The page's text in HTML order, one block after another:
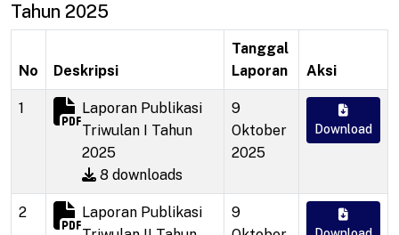
Tahun 2025
No Deskripsi
Tanggal
Laporan
Aksi
1
Laporan Publikasi
Triwulan I Tahun
2025
8 downloads
9
Oktober
2025
Download
2
Laporan Publikasi
9